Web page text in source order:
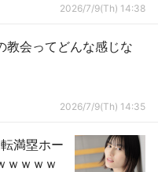
2026/7/9(Th) 14:38
教会ってどんな感じな
2026/7/9(Th) 14:35
満塁ホー
ｗｗｗｗ